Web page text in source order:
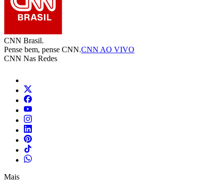
CNN Brasil.
Pense bem, pense CNN.CNN AO VIVO
CNN Nas Redes
Mais